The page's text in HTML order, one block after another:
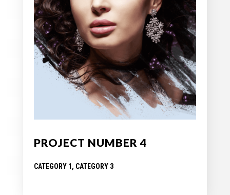
PROJECT NUMBER 4
CATEGORY 1, CATEGORY 3